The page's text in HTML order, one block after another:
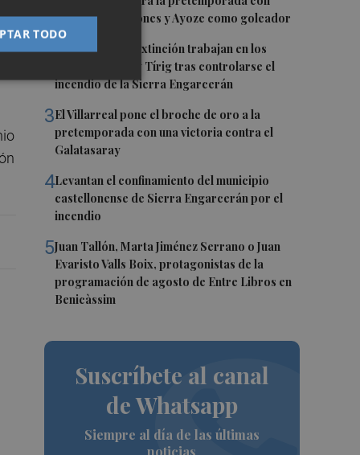
buenas sensaciones y Ayoze como goleador
2Los medios de extinción trabajan en los
frentes de Catí y Tírig tras controlarse el
incendio de la Sierra Engarcerán
3El Villarreal pone el broche de oro a la
pretemporada con una victoria contra el
Galatasaray
4Levantan el confinamiento del municipio
castellonense de Sierra Engarcerán por el
incendio
5Juan Tallón, Marta Jiménez Serrano o Juan
Evaristo Valls Boix, protagonistas de la
programación de agosto de Entre Libros en
Benicàssim
Suscríbete al canal
de Whatsapp
Siempre al día de las últimas
noticias
TODO